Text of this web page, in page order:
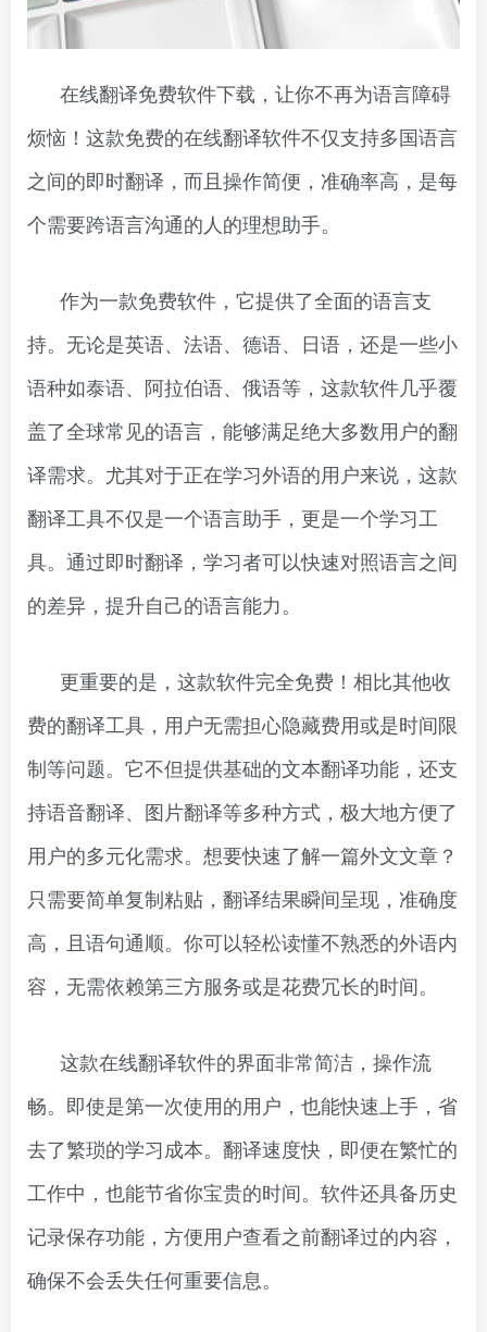
在线翻译免费软件下载，让你不再为语言障碍
烦恼！这款免费的在线翻译软件不仅支持多国语言
之间的即时翻译，而且操作简便，准确率高，是每
个需要跨语言沟通的人的理想助手。
作为一款免费软件，它提供了全面的语言支
持。无论是英语、法语、德语、日语，还是一些小
语种如泰语、阿拉伯语、俄语等，这款软件几乎覆
盖了全球常见的语言，能够满足绝大多数用户的翻
译需求。尤其对于正在学习外语的用户来说，这款
翻译工具不仅是一个语言助手，更是一个学习工
具。通过即时翻译，学习者可以快速对照语言之间
的差异，提升自己的语言能力。
更重要的是，这款软件完全免费！相比其他收
费的翻译工具，用户无需担心隐藏费用或是时间限
制等问题。它不但提供基础的文本翻译功能，还支
持语音翻译、图片翻译等多种方式，极大地方便了
用户的多元化需求。想要快速了解一篇外文文章？
只需要简单复制粘贴，翻译结果瞬间呈现，准确度
高，且语句通顺。你可以轻松读懂不熟悉的外语内
容，无需依赖第三方服务或是花费冗长的时间。
这款在线翻译软件的界面非常简洁，操作流
畅。即使是第一次使用的用户，也能快速上手，省
去了繁琐的学习成本。翻译速度快，即便在繁忙的
工作中，也能节省你宝贵的时间。软件还具备历史
记录保存功能，方便用户查看之前翻译过的内容，
确保不会丢失任何重要信息。